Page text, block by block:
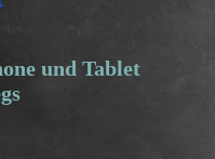
und Tablet